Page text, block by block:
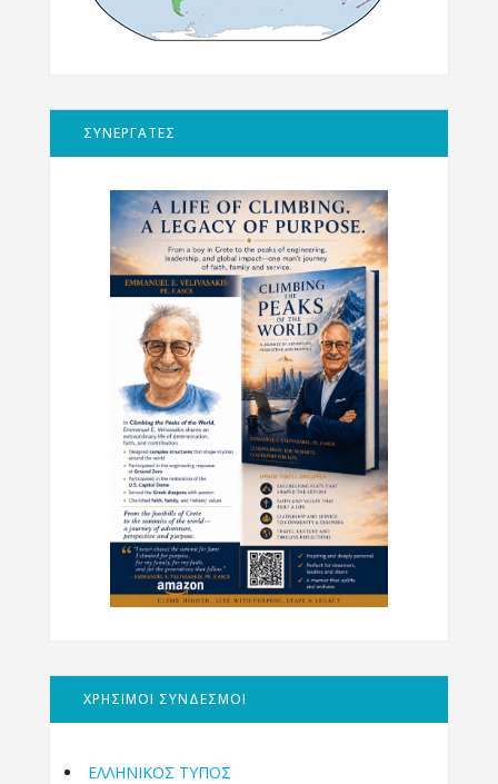
ΣΥΝΕΡΓΑΤΕΣ
ΧΡΗΣΙΜΟΙ ΣΥΝΔΕΣΜΟΙ
ΕΛΛΗΝΙΚΟΣ ΤΥΠΟΣ